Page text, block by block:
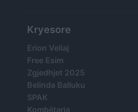
Kryesore
Erion Veliaj
Free Esim
Zgjedhjet 2025
Belinda Balluku
SPAK
Kombëtarja